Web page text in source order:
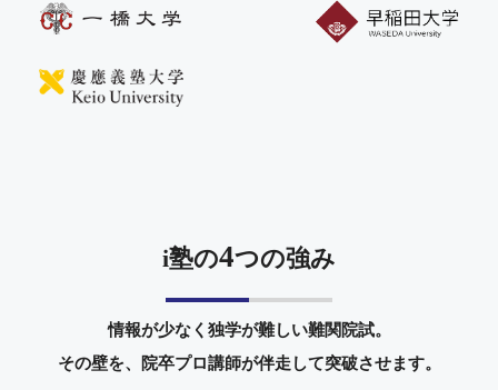
i塾の4つの強み
情報が少なく独学が難しい難関院試。
その壁を、院卒プロ講師が伴走して突破させます。